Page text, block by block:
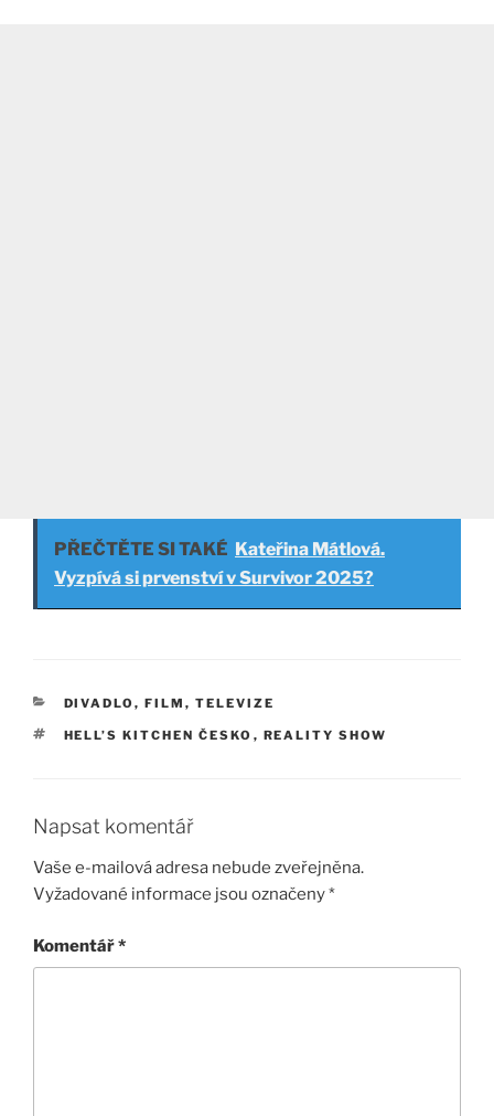
PŘEČTĚTE SI TAKÉ Kateřina Mátlová.
Vyzpívá si prvenství v Survivor 2025?
RUBRIKY
DIVADLO, FILM, TELEVIZE
ŠTÍTKY
HELL’S KITCHEN ČESKO , REALITY SHOW
Napsat komentář
Vaše e-mailová adresa nebude zveřejněna.
Vyžadované informace jsou označeny*
Komentář*